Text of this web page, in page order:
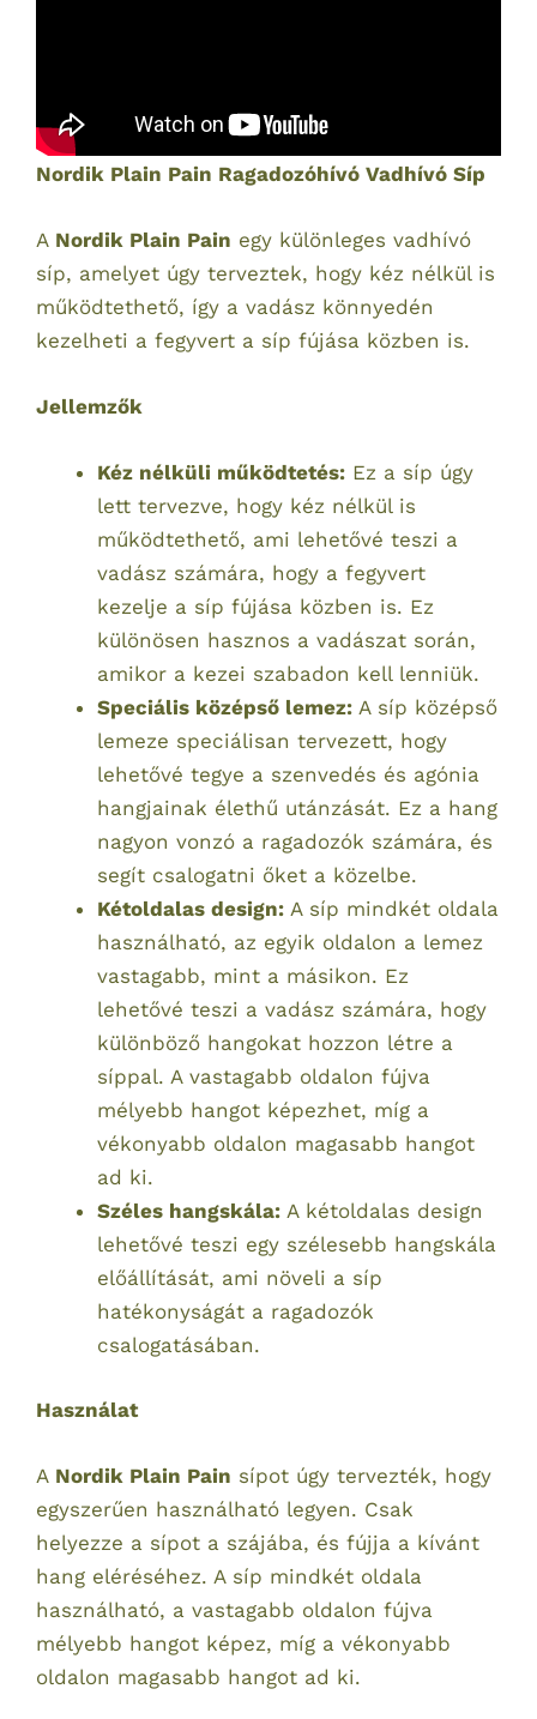
Nordik Plain Pain Ragadozóhívó Vadhívó Síp
A Nordik Plain Pain egy különleges vadhívó
síp, amelyet úgy terveztek, hogy kéz nélkül is
működtethető, így a vadász könnyedén
kezelheti a fegyvert a síp fújása közben is.
Jellemzők
Kéz nélküli működtetés: Ez a síp úgy
lett tervezve, hogy kéz nélkül is
működtethető, ami lehetővé teszi a
vadász számára, hogy a fegyvert
kezelje a síp fújása közben is. Ez
különösen hasznos a vadászat során,
amikor a kezei szabadon kell lenniük.
Speciális középső lemez: A síp középső
lemeze speciálisan tervezett, hogy
lehetővé tegye a szenvedés és agónia
hangjainak élethű utánzását. Ez a hang
nagyon vonzó a ragadozók számára, és
segít csalogatni őket a közelbe.
Kétoldalas design: A síp mindkét oldala
használható, az egyik oldalon a lemez
vastagabb, mint a másikon. Ez
lehetővé teszi a vadász számára, hogy
különböző hangokat hozzon létre a
síppal. A vastagabb oldalon fújva
mélyebb hangot képezhet, míg a
vékonyabb oldalon magasabb hangot
ad ki.
Széles hangskála: A kétoldalas design
lehetővé teszi egy szélesebb hangskála
előállítását, ami növeli a síp
hatékonyságát a ragadozók
csalogatásában.
Használat
A Nordik Plain Pain sípot úgy tervezték, hogy
egyszerűen használható legyen. Csak
helyezze a sípot a szájába, és fújja a kívánt
hang eléréséhez. A síp mindkét oldala
használható, a vastagabb oldalon fújva
mélyebb hangot képez, míg a vékonyabb
oldalon magasabb hangot ad ki.